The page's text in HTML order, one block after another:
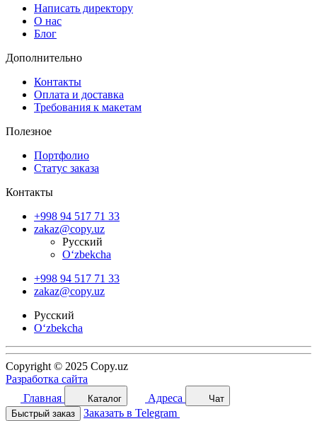
Написать директору
О нас
Блог
Дополнительно
Контакты
Оплата и доставка
Требования к макетам
Полезное
Портфолио
Статус заказа
Контакты
+998 94 517 71 33
zakaz@copy.uz
Русский
O‘zbekcha
+998 94 517 71 33
zakaz@copy.uz
Русский
O‘zbekcha
Copyright © 2025 Copy.uz
Разработка сайта
Главная
Каталог Адреса
Чат
Быстрый заказ
Заказать в Telegram